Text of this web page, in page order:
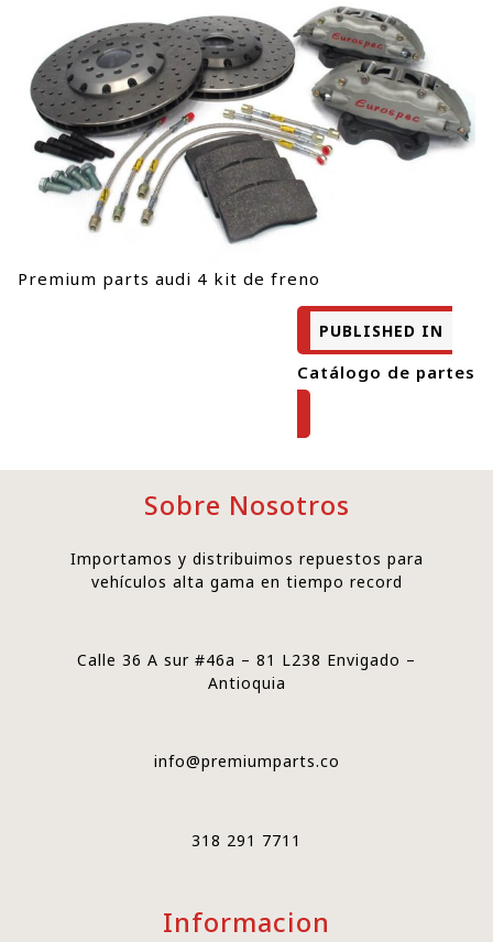
Premium parts audi 4 kit de freno
PUBLISHED IN
Catálogo de partes
Sobre Nosotros
Importamos y distribuimos repuestos para
vehículos alta gama en tiempo record
Calle 36 A sur #46a – 81 L238 Envigado –
Antioquia
info@premiumparts.co
318 291 7711
Informacion